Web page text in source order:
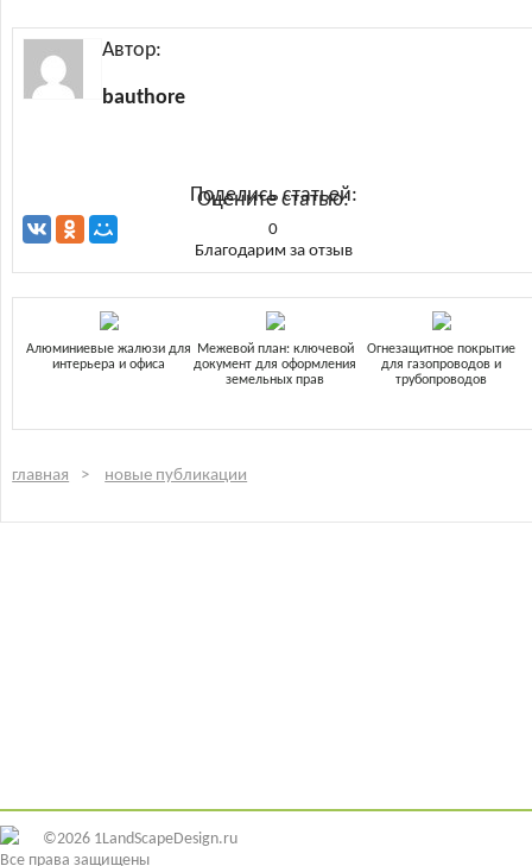
Автор:
bauthore
Поделись статьей:
Оцените статью:
0
Благодарим за отзыв
Алюминиевые жалюзи для
интерьера и офиса
Межевой план: ключевой
документ для оформления
земельных прав
Огнезащитное покрытие
для газопроводов и
трубопроводов
главная новые публикации
©2026 1LandScapeDesign.ru
Все права защищены